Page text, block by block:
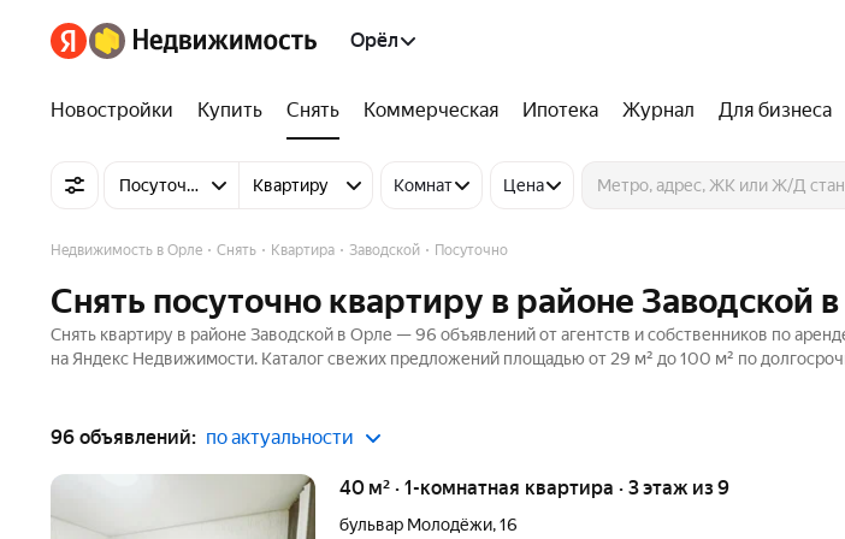
Орёл
Новостройки Купить Снять Коммерческая Ипотека Журнал Для бизнеса
Посуточно Квартиру Комнат Цена
Недвижимость в Орле Снять Квартира Заводской Посуточно
Снять посуточно квартиру в районе Заводской
Снять квартиру в районе Заводской в Орле — 96 объявлений от агентств и собственников по
на Яндекс Недвижимости. Каталог свежих предложений площадью от 29 м² до 100 м² по
96 объявлений: по актуальности
40 м² · 1-комнатная квартира · 3 этаж из 9
бульвар Молодёжи,16